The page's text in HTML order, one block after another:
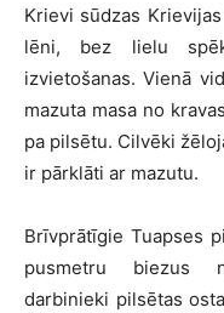
Krievi sūdzas
lēni, bez lielu
izvietošanas. Vienā
mazuta masa no
pa pilsētu. Cilvēki
ir pārklāti ar mazutu.
Brīvprātīgie Tuapses
pusmetru biezus
darbinieki pilsētas